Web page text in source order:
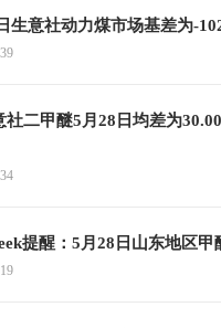
生意社动力煤市场基差为-
社二甲醚5月28日均差为
提醒：5月28日山东地区甲